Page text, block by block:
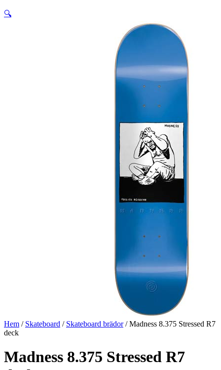
🔍
Hem / Skateboard / Skateboard brädor/ Madness 8.375 Stressed R7
deck
Madness 8.375 Stressed R7